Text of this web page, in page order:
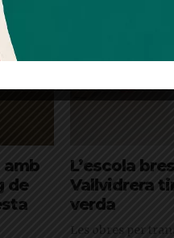
amb
de
L’escola
Vallvidrera
verda
Les obres per